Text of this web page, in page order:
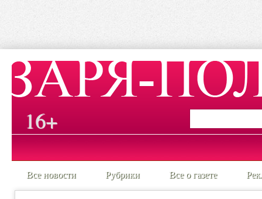
16+
Все новости Рубрики Все о газете